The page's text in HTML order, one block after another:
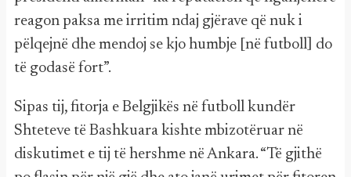
reagon paksa me irritim ndaj gjërave që nuk i
pëlqejnë dhe mendoj se kjo humbje [në futboll] do
të godasë fort”.
Sipas tij, fitorja e Belgjikës në futboll kundër
Shteteve të Bashkuara kishte mbizotëruar në
diskutimet e tij të hershme në Ankara. “Të gjithë